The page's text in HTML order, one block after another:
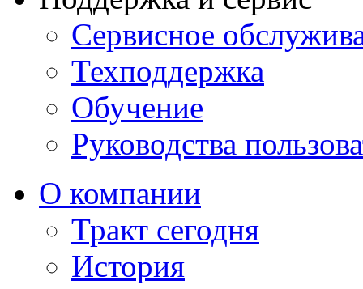
Сервисное
Техподдержка
Обучение
Руководства
О компании
Тракт сегодня
История